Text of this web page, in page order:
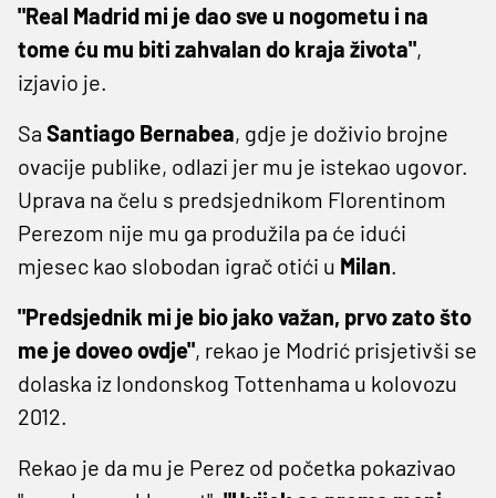
"Real Madrid mi je dao sve u nogometu i na
tome ću mu biti zahvalan do kraja života",
izjavio je.
Sa Santiago Bernabea, gdje je doživio brojne
ovacije publike, odlazi jer mu je istekao ugovor.
Uprava na čelu s predsjednikom Florentinom
Perezom nije mu ga produžila pa će idući
mjesec kao slobodan igrač otići u Milan.
"Predsjednik mi je bio jako važan, prvo zato što
me je doveo ovdje", rekao je Modrić prisjetivši se
dolaska iz londonskog Tottenhama u kolovozu
2012.
Rekao je da mu je Perez od početka pokazivao